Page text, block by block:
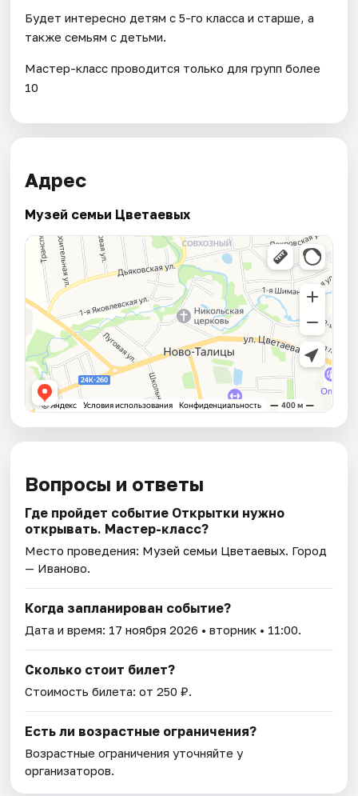
Будет интересно детям с 5-го класса и старше, а
также семьям с детьми.
Мастер-класс проводится только для групп более
10
Адрес
Музей семьи Цветаевых
Вопросы и ответы
Где пройдет событие Открытки нужно
открывать. Мастер-класс?
Место проведения: Музей семьи Цветаевых. Город
— Иваново.
Когда запланирован событие?
Дата и время: 17 ноября 2026 • вторник • 11:00.
Сколько стоит билет?
Стоимость билета: от 250 ₽.
Есть ли возрастные ограничения?
Возрастные ограничения уточняйте у
организаторов.